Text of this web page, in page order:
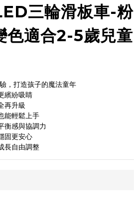
三輪滑板車-粉
色適合2-5歲兒童
，打造孩子的魔法童年
繽紛吸睛
再升級
能輕鬆上手
衡感與協調力
固更安心
長自由調整